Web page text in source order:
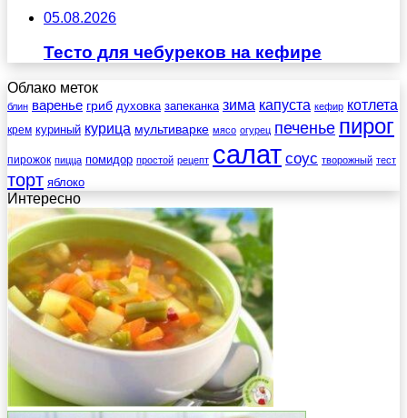
05.08.2026
Тесто для чебуреков на кефире
Облако меток
блин варенье гриб духовка запеканка зима капуста кефир котлета
крем куриный курица мультиварке мясо огурец печенье пирог
пирожок пицца помидор простой рецепт салат соус творожный тест
торт яблоко
Интересно